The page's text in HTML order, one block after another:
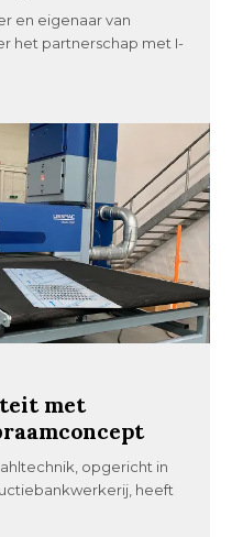
en eigenaar van
het partnerschap met I-
met
opgericht in
heeft